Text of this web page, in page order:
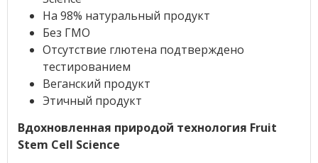
На 98% натуральный продукт
Без ГМО
Отсутствие глютена подтверждено
тестированием
Веганский продукт
Этичный продукт
Вдохновленная природой технология Fruit
Stem Cell Science